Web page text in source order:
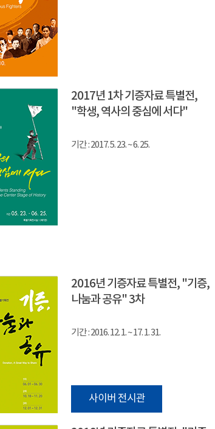
2017년 1차 기증자료 특별전,
"학생, 역사의 중심에 서다"
기간 : 2017. 5. 23. ~ 6. 25.
2016년 기증자료 특별전, "기증,
나눔과 공유" 3차
기간 : 2016. 12. 1. ~ 17. 1. 31.
사이버 전시관